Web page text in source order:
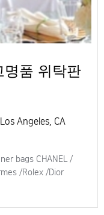
명품 위탁판
Angeles, CA
bags CHANEL /
/Rolex /Dior